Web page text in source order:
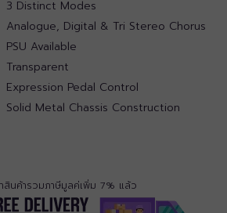
3 Distinct Modes
Analogue, Digital & Tri Stereo Chorus
PSU Available
Transparent
Expression Pedal Control
Solid Metal Chassis Construction
สินค้ารวมภาษีมูลค่เพิ่ม 7% แล้ว